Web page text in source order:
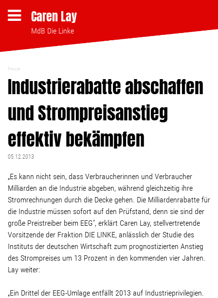
Caren Lay
MdB Die Linke
Themen
Bezahlbares Wohnen
Clubsterben stoppen
Bodenpolitik
Linke Zukunftsdebatte
Sonstiges
Presse
Industrierabatte abschaffen
und Strompreisanstieg
effektiv bekämpfen
05.12.2013
„Es kann nicht sein, dass Verbraucherinnen und Verbraucher
Milliarden an die Industrie abgeben, während gleichzeitig ihre
Stromrechnungen durch die Decke gehen. Die Milliardenrabatte für
die Industrie müssen sofort auf den Prüfstand, denn sie sind der
große Preistreiber beim EEG“, erklärt Caren Lay, stellvertretende
Vorsitzende der Fraktion DIE LINKE, anlässlich der Studie des
Instituts der deutschen Wirtschaft zum prognostizierten Anstieg
des Strompreises um 13 Prozent in den kommenden vier Jahren.
Lay weiter:
„Ein Drittel der EEG-Umlage entfällt 2013 auf Industrieprivilegien.